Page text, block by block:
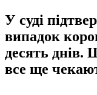
У суді
випадок
десять днів.
все ще